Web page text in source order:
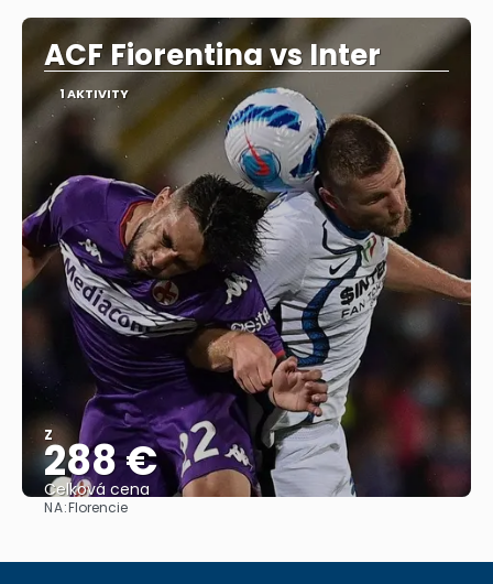
ACF Fiorentina vs Inter
1 AKTIVITY
Z
288 €
Celková cena
NA:Florencie